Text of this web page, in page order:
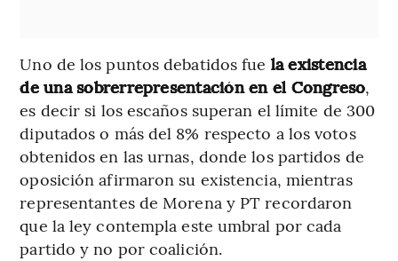
Uno de los puntos debatidos fue la existencia
de una sobrerrepresentación en el Congreso,
es decir si los escaños superan el límite de 300
diputados o más del 8% respecto a los votos
obtenidos en las urnas, donde los partidos de
oposición afirmaron su existencia, mientras
representantes de Morena y PT recordaron
que la ley contempla este umbral por cada
partido y no por coalición.